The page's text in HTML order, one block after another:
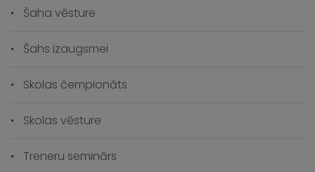
Šaha vēsture
Šahs izaugsmei
Skolas čempionāts
Skolas vēsture
Treneru seminārs